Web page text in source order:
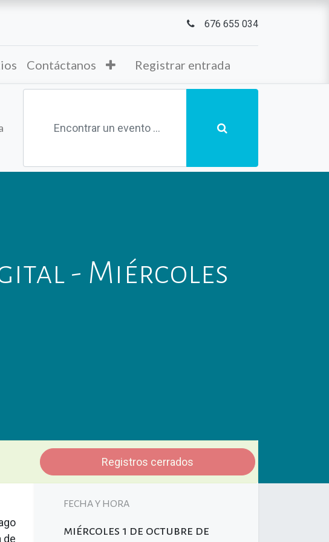
676 655 034
Contáctanos Registrar entrada
- Miércoles
Registros cerrados
de
FECHA Y HORA
miércoles 1 de octubre de